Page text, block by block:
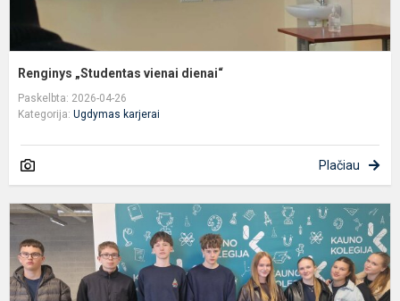
Renginys „Studentas vienai dienai“
Paskelbta: 2026-04-26
Kategorija: Ugdymas karjerai
Plačiau